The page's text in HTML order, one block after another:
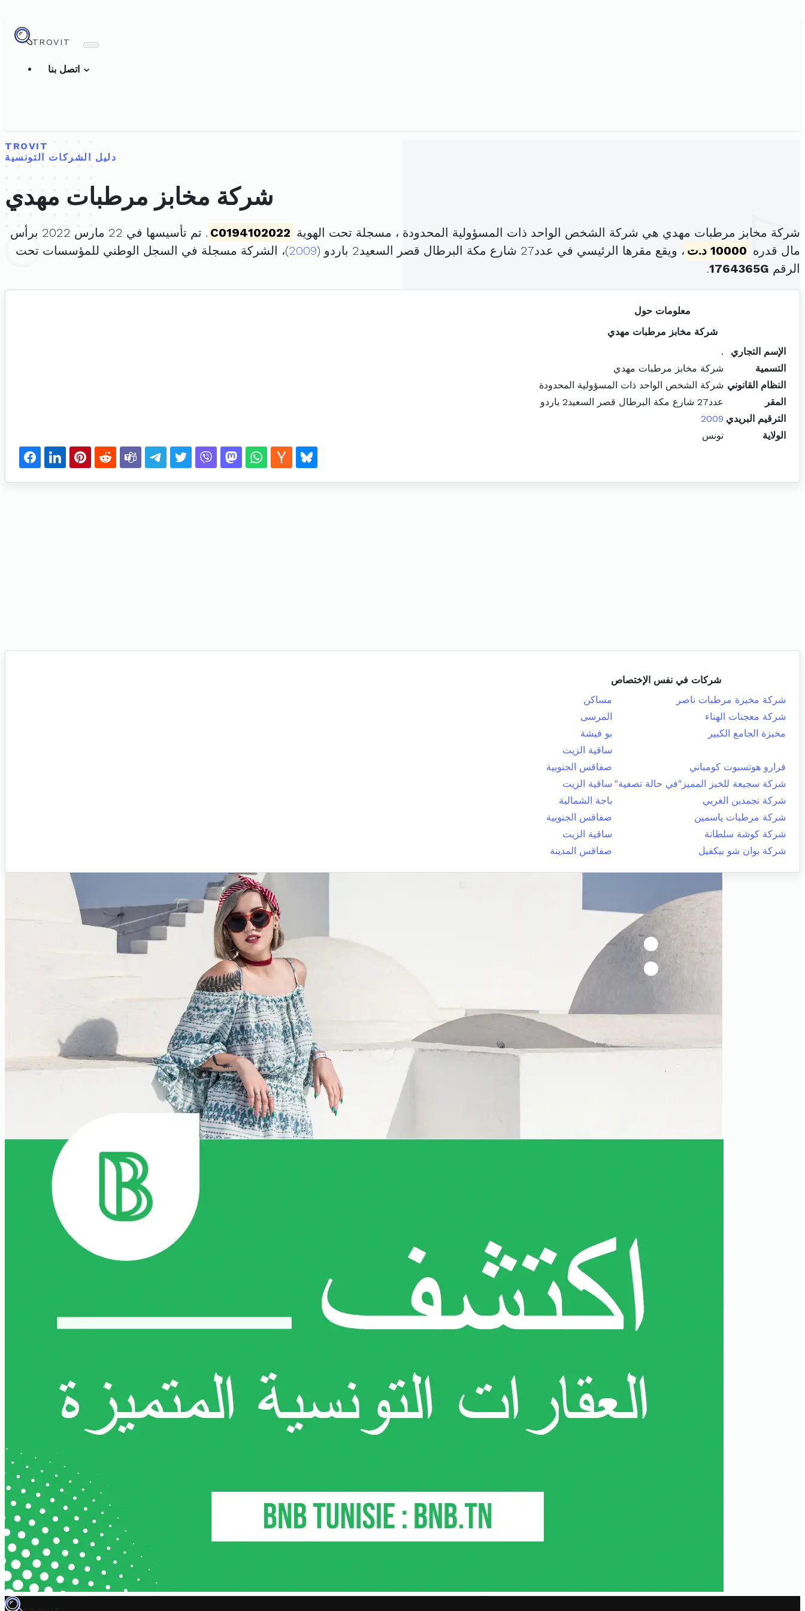
TROVIT
TROVIT
دليل الشركات التونسية
شركة مخابز مرطبات مهدي
شركة مخابز مرطبات مهدي هي شركة الشخص الواحد ذات المسؤولية المحدودة ، مسجلة تحت الهوية C0194102022
. تم تأسيسها في 22 مارس 2022 برأس
مال قدره 10000 د.ت ، ويقع مقرها الرئيسي في عدد27 شارع مكة البرطال قصر السعيد2 باردو ( 2009)، الشركة مسجلة في السجل الوطني للمؤسسات تحت
الرقم 1764365G
.
معلومات حول
شركة مخابز مرطبات مهدي
الإسم التجاري
.
التسمية
شركة مخابز مرطبات مهدي
النظام القانوني شركة الشخص الواحد ذات المسؤولية المحدودة
المقر
عدد27 شارع مكة البرطال قصر السعيد2 باردو
الترقيم البريدي 2009
الولاية
تونس
شركات في نفس الإختصاص
شركة مخبزة مرطبات ناصر
مساكن
شركة معجنات الهناء
المرسى
مخبزة الجامع الكبير
بو فيشة
ساقية الزيت
فرارو هوتسبوت كومباني
صفاقس الجنوبية
شركة سجيعة للخبز المميز"في حالة تصفية" ساقية الزيت
شركة نجمدين الغربي
باجة الشمالية
شركة مرطبات ياسمين
صفاقس الجنوبية
شركة كوشة سلطانة
ساقية الزيت
شركة بوان شو بيكفيل
صفاقس المدينة